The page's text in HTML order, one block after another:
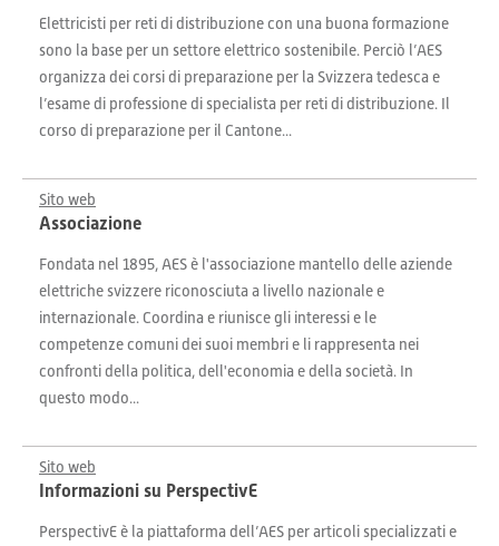
Elettricisti per reti di distribuzione con una buona formazione
sono la base per un settore elettrico sostenibile. Perciò l’AES
organizza dei corsi di preparazione per la Svizzera tedesca e
l’esame di professione di specialista per reti di distribuzione. Il
corso di preparazione per il Cantone...
Sito web
Associazione
Fondata nel 1895, AES è l'associazione mantello delle aziende
elettriche svizzere riconosciuta a livello nazionale e
internazionale. Coordina e riunisce gli interessi e le
competenze comuni dei suoi membri e li rappresenta nei
confronti della politica, dell'economia e della società. In
questo modo...
Sito web
Informazioni su PerspectivE
PerspectivE è la piattaforma dell’AES per articoli specializzati e